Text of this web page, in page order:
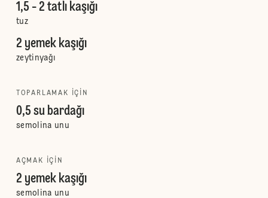
1,5 - 2 tatlı kaşığı
tuz
2 yemek kaşığı
zeytinyağı
TOPARLAMAK IÇIN
0,5 su bardağı
semolina unu
AÇMAK IÇIN
2 yemek kaşığı
semolina unu